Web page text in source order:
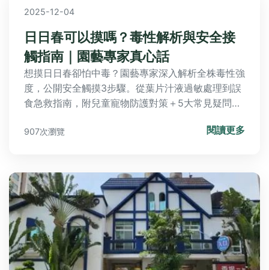
2025-12-04
日日春可以摸嗎？毒性解析與安全接
觸指南｜園藝專家真心話
想摸日日春卻怕中毒？園藝專家深入解析全株毒性強
度，公開安全觸摸3步驟。從葉片汁液過敏處理到誤
食急救指南，附兒童寵物防護對策＋5大常見疑問解
907次瀏覽 閱讀更多